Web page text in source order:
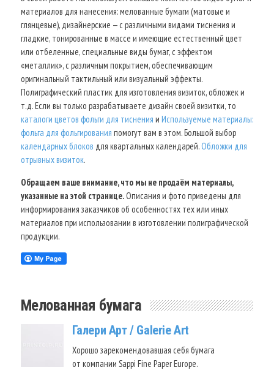
материалов для нанесения: мелованные бумаги (матовые и
глянцевые), дизайнерские — с различными видами тиснения и
гладкие, тонированные в массе и имеющие естественный цвет
или отбеленные, специальные виды бумаг, с эффектом
«металлик», с различным покрытием, обеспечивающим
оригинальный тактильный или визуальный эффекты.
Полиграфический пластик для изготовления визиток, обложек и
т.д. Если вы только разрабатываете дизайн своей визитки, то
каталоги цветов фольги для тиснения и Используемые материалы:
фольга для фольгирования помогут вам в этом. Большой выбор
календарных блоков для квартальных календарей. Обложки для
отрывных визиток.
Обращаем ваше внимание, что мы не продаём материалы,
указанные на этой странице.Описания и фото приведены для
информирования заказчиков об особенностях тех или иных
материалов при использовании в изготовлении полиграфической
продукции.
Мелованная бумага
Галери Арт / Galerie Art
Хорошо зарекомендовавшая себя бумага
от компании Sappi Fine Paper Europe.